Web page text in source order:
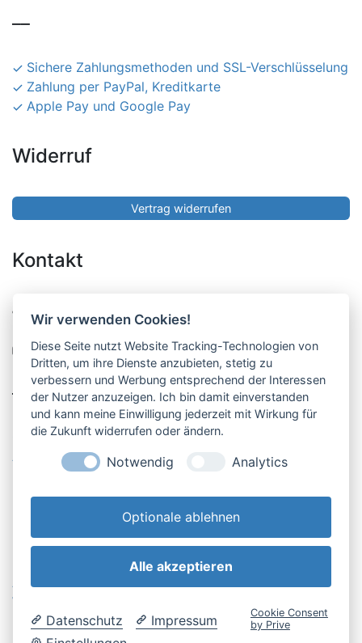
Sichere Zahlungsmethoden und SSL-Verschlüsselung
Zahlung per PayPal, Kreditkarte
Apple Pay und Google Pay
Widerruf
Vertrag widerrufen
Kontakt
Pucher Straße 10, Fürstenfeldbruck
08141-12269
shop@englschalk.de
Öffnungszeiten
Anfahrt & Kontakt
Retouren-Portal
AGB & Kundeninfo
Widerrufsbelehrung
Datenschutzerklärung
Wir verwenden Cookies!
Diese Seite nutzt Website Tracking-Technologien von
Dritten, um ihre Dienste anzubieten, stetig zu
verbessern und Werbung entsprechend der Interessen
der Nutzer anzuzeigen. Ich bin damit einverstanden
und kann meine Einwilligung jederzeit mit Wirkung für
die Zukunft widerrufen oder ändern.
Notwendig Analytics
Optionale ablehnen
Alle akzeptieren
Datenschutz
Impressum
Cookie Consent
by Prive